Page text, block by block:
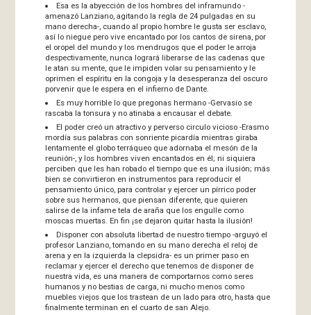
Esa es la abyección de los hombres del inframundo -
amenazó Lanziano, agitando la regla de 24 pulgadas en su
mano derecha-, cuando al propio hombre le gusta ser esclavo,
así lo niegue pero vive encantado por los cantos de sirena, por
el oropel del mundo y los mendrugos que el poder le arroja
despectivamente, nunca logrará liberarse de las cadenas que
le atan su mente, que le impiden volar su pensamiento y le
oprimen el espíritu en la congoja y la desesperanza del oscuro
porvenir que le espera en el infierno de Dante.
Es muy horrible lo que pregonas hermano -Gervasio se
rascaba la tonsura y no atinaba a encausar el debate.
El poder creó un atractivo y perverso circulo vicioso -Erasmo
mordía sus palabras con sonriente picardía mientras giraba
lentamente el globo terráqueo que adornaba el mesón de la
reunión-, y los hombres viven encantados en él; ni siquiera
perciben que les han robado el tiempo que es una ilusión; más
bien se convirtieron en instrumentos para reproducir el
pensamiento único, para controlar y ejercer un pírrico poder
sobre sus hermanos, que piensan diferente, que quieren
salirse de la infame tela de araña que los engulle como
moscas muertas. En fin ¡se dejaron quitar hasta la ilusión!
Disponer con absoluta libertad de nuestro tiempo -arguyó el
profesor Lanziano, tomando en su mano derecha el reloj de
arena y en la izquierda la clepsidra- es un primer paso en
reclamar y ejercer el derecho que tenemos de disponer de
nuestra vida, es una manera de comportarnos como seres
humanos y no bestias de carga, ni mucho menos como
muebles viejos que los trastean de un lado para otro, hasta que
finalmente terminan en el cuarto de san Alejo.